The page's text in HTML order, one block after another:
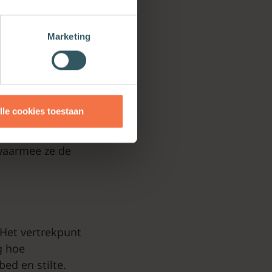
Marketing
cookies toestaan
hun leven
voor hun
om
over,
ze de
vertrekpunt
hoe
en stilte.